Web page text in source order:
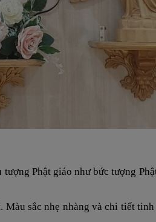
Phật giáo như bức tượng
sắc nhẹ nhàng và chi tiết